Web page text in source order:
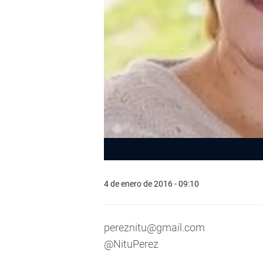
4 de enero de 2016 - 09:10
pereznitu@gmail.com
@NituPerez